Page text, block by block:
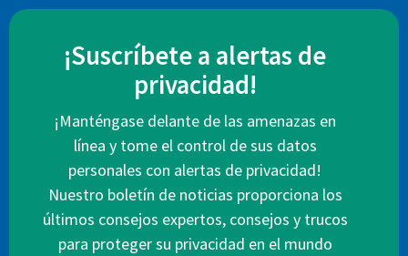
¡Suscríbete a alertas de
privacidad!
¡Manténgase delante de las amenazas en
línea y tome el control de sus datos
personales con alertas de privacidad!
Nuestro boletín de noticias proporciona los
últimos consejos expertos, consejos y trucos
para proteger su privacidad en el mundo